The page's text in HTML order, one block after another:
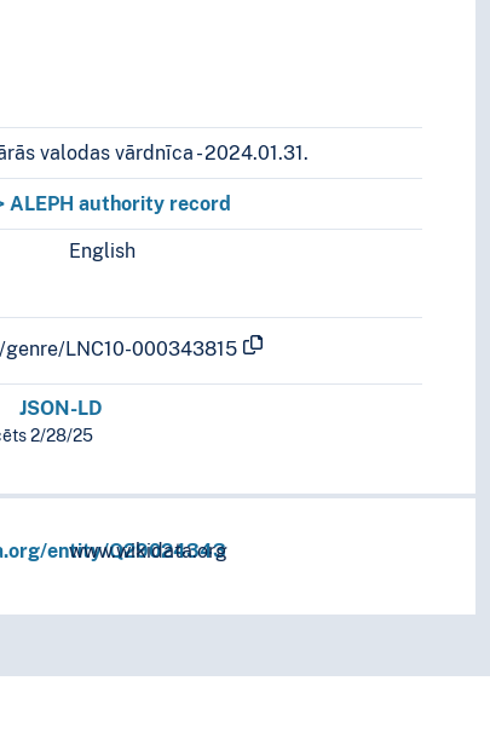
valodas vārdnīca - 2024.01.31.
ALEPH authority record
English
LNC10-000343815
JSON-LD
2/28/25
entity/Q29024343
www.wikidata.org